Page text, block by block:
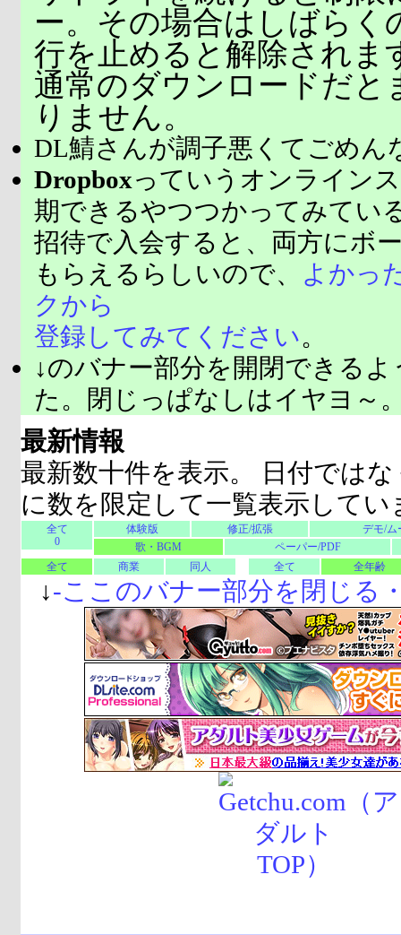
ー。その場合はしばらく
行を止めると解除されま
通常のダウンロードだと
りません。
DL鯖さんが調子悪くてごめん
Dropboxっていうオンライン
期できるやつつかってみてい
招待で入会すると、両方にボ
もらえるらしいので、
よかっ
クから
登録してみてください。
↓のバナー部分を開閉できる
た。閉じっぱなしはイヤヨ～
最新情報
最新数十件を表示。 日付では
に数を限定して一覧表示してい
全て
0
体験版 修正/拡張
デモ/ム
歌・BGM
ペーパー/PDF
全て
商業 同人 全て 全年齢
↓-ここのバナー部分を閉じる